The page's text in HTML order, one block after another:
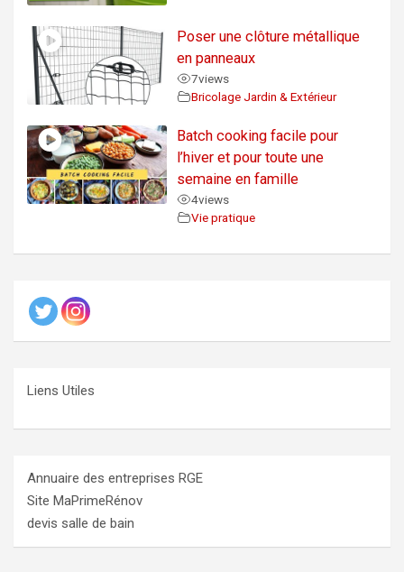
Poser une clôture métallique
en panneaux
7views
Bricolage Jardin & Extérieur
Batch cooking facile pour
l’hiver et pour toute une
semaine en famille
4views
Vie pratique
Liens Utiles
Annuaire des entreprises RGE
Site MaPrimeRénov
devis salle de bain